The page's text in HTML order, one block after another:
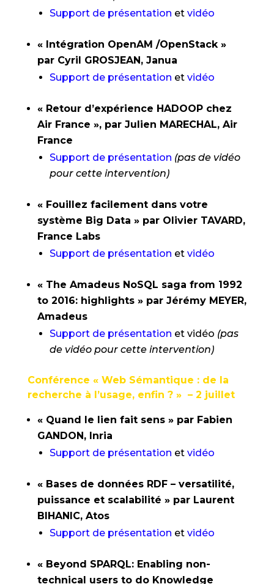
Support de présentation et vidéo
« Intégration OpenAM /OpenStack »
par Cyril GROSJEAN, Janua
Support de présentation et vidéo
« Retour d’expérience HADOOP chez
Air France », par Julien MARECHAL, Air
France
Support de présentation (pas de vidéo
pour cette intervention)
« Fouillez facilement dans votre
système Big Data » par Olivier TAVARD,
France Labs
Support de présentation et vidéo
« The Amadeus NoSQL saga from 1992
to 2016: highlights » par Jérémy MEYER,
Amadeus
Support de présentation et vidéo (pas
de vidéo pour cette intervention)
Conférence « Web Sémantique : de la
recherche à l’usage, enfin ? » – 2 juillet
« Quand le lien fait sens » par Fabien
GANDON, Inria
Support de présentation et vidéo
« Bases de données RDF – versatilité,
puissance et scalabilité » par Laurent
BIHANIC, Atos
Support de présentation et vidéo
« Beyond SPARQL: Enabling non-
technical users to do Knowledge